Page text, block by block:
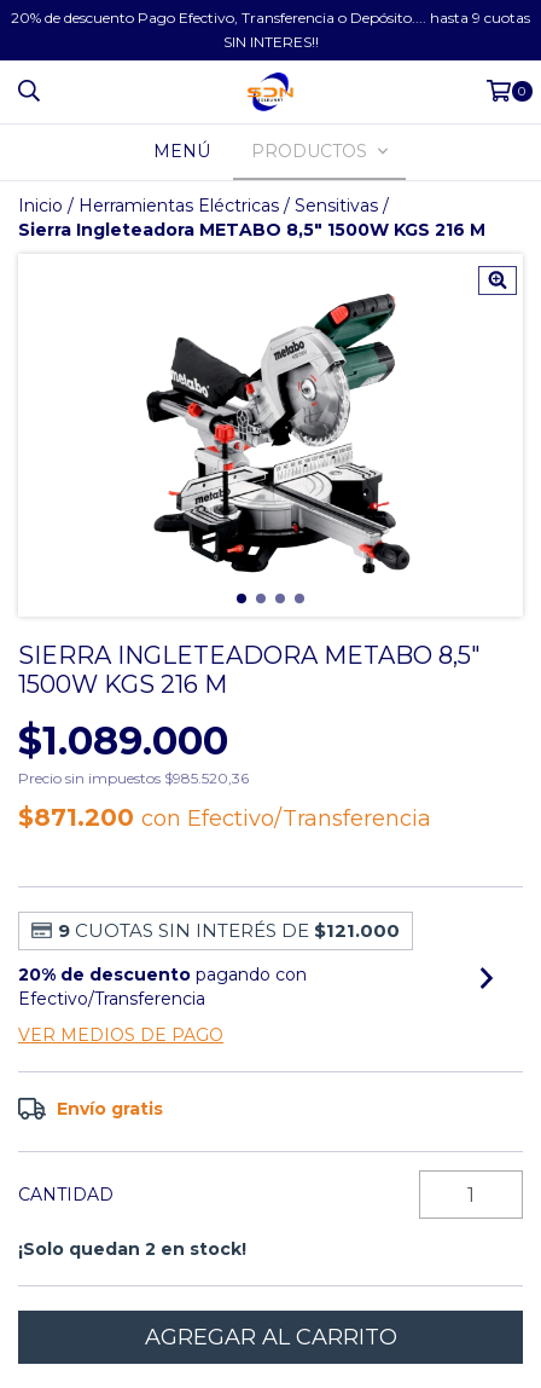
20% de descuento Pago Efectivo, Transferencia o Depósito.... hasta 9 cuotas
SIN INTERES!!
0
MENÚ PRODUCTOS
Inicio / Herramientas Eléctricas / Sensitivas /
Sierra Ingleteadora METABO 8,5" 1500W KGS 216 M
SIERRA INGLETEADORA METABO 8,5"
1500W KGS 216 M
$1.089.000
Precio sin impuestos $985.520,36
$871.200 con Efectivo/Transferencia
9 CUOTAS SIN INTERÉS DE $121.000
20% de descuento pagando con
Efectivo/Transferencia
VER MEDIOS DE PAGO
Envío gratis
CANTIDAD
¡Solo quedan 2 en stock!